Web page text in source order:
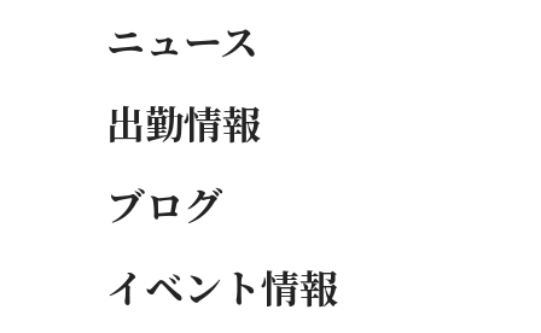
ニュース
出勤情報
ブログ
イベント情報